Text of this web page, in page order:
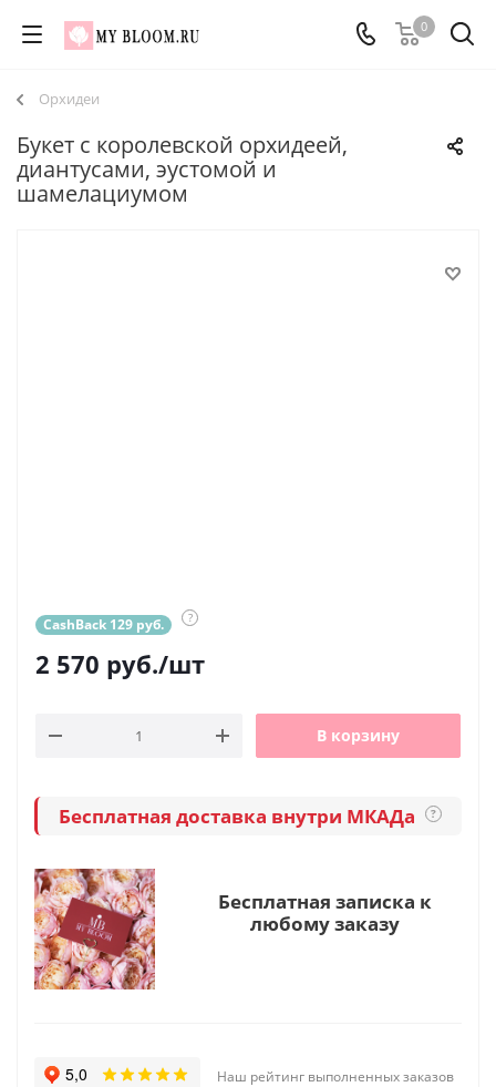
0
Орхидеи
Букет с королевской орхидеей,
диантусами, эустомой и
шамелациумом
CashBack 129 руб. ?
2 570 руб./шт
В корзину
Бесплатная доставка внутри МКАДа ?
Бесплатная записка к
любому заказу
Наш рейтинг выполненных заказов